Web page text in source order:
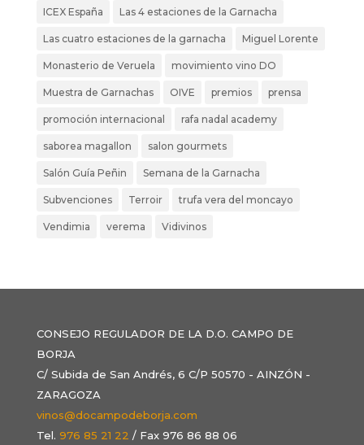
ICEX España Las 4 estaciones de la Garnacha
Las cuatro estaciones de la garnacha Miguel Lorente
Monasterio de Veruela movimiento vino DO
Muestra de Garnachas OIVE premios prensa
promoción internacional rafa nadal academy
saborea magallon salon gourmets
Salón Guía Peñin Semana de la Garnacha
Subvenciones Terroir trufa vera del moncayo
Vendimia verema Vidivinos
CONSEJO REGULADOR DE LA D.O. CAMPO DE
BORJA
C/ Subida de San Andrés, 6 C/P 50570 - AINZÓN -
ZARAGOZA
vinos@docampodeborja.com
Tel. 976 85 21 22 / Fax 976 86 88 06